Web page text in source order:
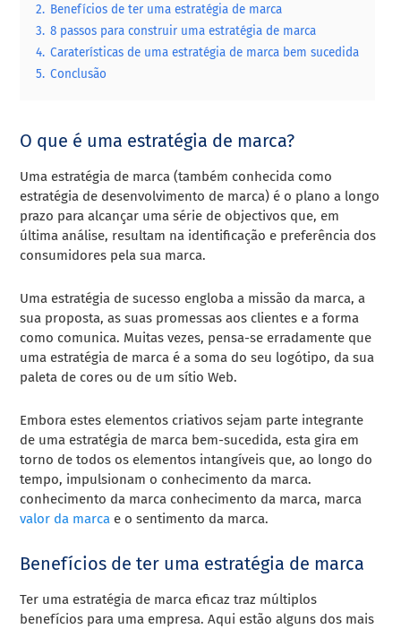
2. Benefícios de ter uma estratégia de marca
3. 8 passos para construir uma estratégia de marca
4. Caraterísticas de uma estratégia de marca bem sucedida
5. Conclusão
O que é uma estratégia de marca?
Uma estratégia de marca (também conhecida como
estratégia de desenvolvimento de marca) é o plano a longo
prazo para alcançar uma série de objectivos que, em
última análise, resultam na identificação e preferência dos
consumidores pela sua marca.
Uma estratégia de sucesso engloba a missão da marca, a
sua proposta, as suas promessas aos clientes e a forma
como comunica. Muitas vezes, pensa-se erradamente que
uma estratégia de marca é a soma do seu logótipo, da sua
paleta de cores ou de um sítio Web.
Embora estes elementos criativos sejam parte integrante
de uma estratégia de marca bem-sucedida, esta gira em
torno de todos os elementos intangíveis que, ao longo do
tempo, impulsionam o conhecimento da marca.
conhecimento da marca conhecimento da marca, marca
valor da marca e o sentimento da marca.
Benefícios de ter uma estratégia de marca
Ter uma estratégia de marca eficaz traz múltiplos
benefícios para uma empresa. Aqui estão alguns dos mais